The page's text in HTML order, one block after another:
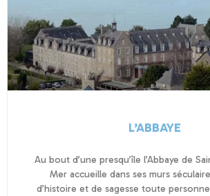
L’ABBAYE
Au bout d’une presqu’île l’Abbaye de
Mer accueille dans ses murs
d’histoire et de sagesse toute